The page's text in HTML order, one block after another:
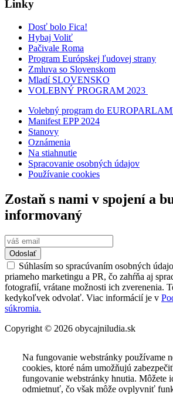
Linky
Dosť bolo Fica!
Hybaj Voliť
Pačivale Roma
Program Európskej ľudovej strany
Zmluva so Slovenskom
Mladí SLOVENSKO
VOLEBNÝ PROGRAM 2023
Volebný program do
Manifest EPP 2024
Stanovy
Oznámenia
Na stiahnutie
Spracovanie osobných údajov
Používanie cookies
Zostaň s nami v spojení a
informovaný
Odoslať
Súhlasím so spracúvaním osobných
priameho marketingu a PR, čo zahŕňa aj
fotografií, vrátane možnosti ich zverenenia.
kedykoľvek odvolať. Viac informácií je v
súkromia.
Copyright © 2026 obycajniludia.sk
Na fungovanie webstránky používame
cookies, ktoré nám umožňujú
fungovanie webstránky hnutia. Môžete
odmietnuť, čo však môže ovplyvniť